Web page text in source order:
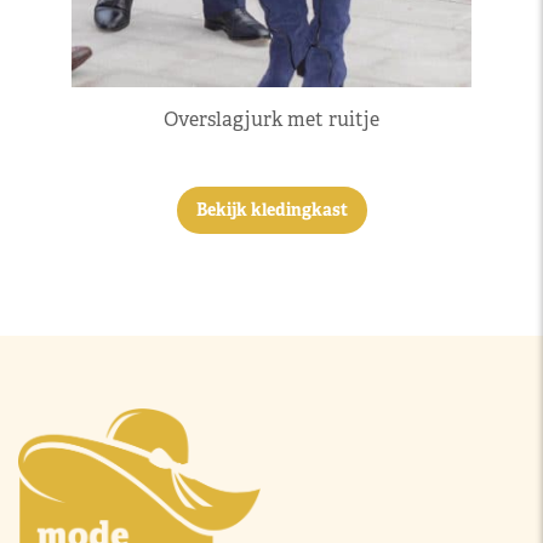
Overslagjurk met ruitje
Bekijk kledingkast